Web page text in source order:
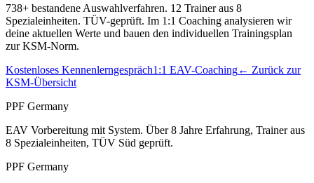
738+ bestandene Auswahlverfahren. 12 Trainer aus 8
Spezialeinheiten. TÜV-geprüft. Im 1:1 Coaching analysieren wir
deine aktuellen Werte und bauen den individuellen Trainingsplan
zurKSM-Norm.
Kostenloses Kennenlerngespräch1:1 EAV-Coaching← Zurück zur
KSM-Übersicht
PPF Germany
EAV Vorbereitung mit System. Über 8 Jahre Erfahrung, Trainer aus
8 Spezialeinheiten, TÜV Süd geprüft.
PPF Germany